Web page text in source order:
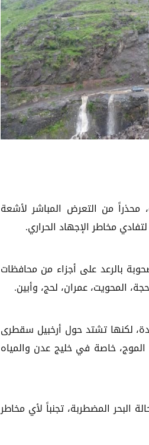
محذراً من التعرض المباشر لأشعة
مخاطر الإجهاد الحراري.
بالرعد على أجزاء من محافظات
المحويت، عمران، لحج، وأبين.
ستكون الرياح معتدلة في العموم بسرعة تتراوح بين 10 و20 عقدة، لكنها تشتد حول أرخبيل سقطرى
البحر وارتفاع الموج، خاصة في خليج عدن والمياه
البحر المضطربة، تجنباً لأي مخاطر